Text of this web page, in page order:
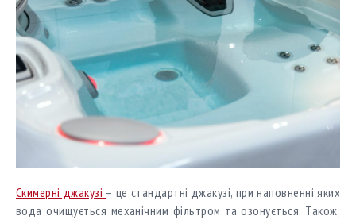
Скимерні джакузі – це стандартні джакузі, при наповненні яких
вода очищується механічним фільтром та озонується. Також,